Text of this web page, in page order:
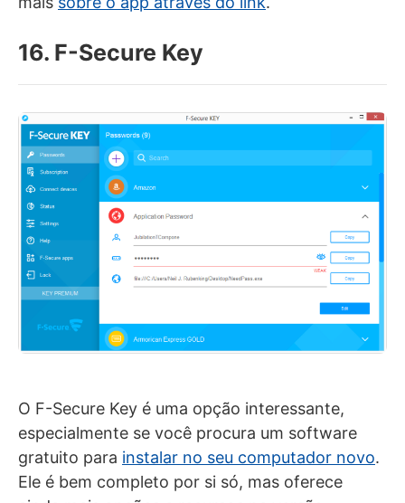
16. F-Secure Key
O F-Secure Key é uma opção interessante,
especialmente se você procura um software
gratuito para instalar no seu computador novo.
Ele é bem completo por si só, mas oferece